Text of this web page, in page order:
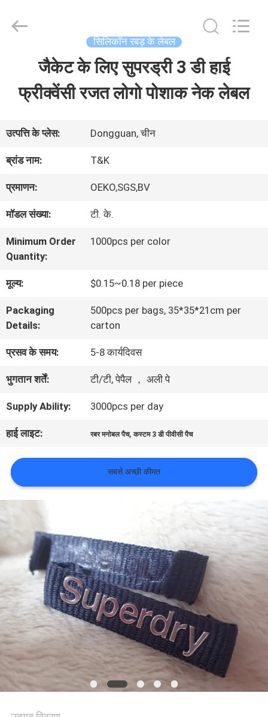
हमारे
बारे
फैक्टरी
यात्रा
गुणवत्ता
नियंत्रण
हमसे
संपर्क
करें
समाचार
सभी
मामलों
VR
SHOW
साइटमैप
गोपनीयता
Garment
Accessories
सिलिकॉन रबड़ के लेबल
जैकेट के लिए सुपरड्री 3 डी हाई
फ्रीक्वेंसी रजत लोगो पोशाक नेक लेबल
उत्पत्ति के प्लेस: Dongguan, चीन
ब्रांड नाम: T&K
प्रमाणन: OEKO,SGS,BV
मॉडल संख्या: टी. के.
Minimum Order
Quantity:
1000pcs per color
मूल्य: $0.15~0.18 per piece
Packaging
Details:
500pcs per bags, 35*35*21cm per
carton
प्रसव के समय: 5-8 कार्यदिवस
भुगतान शर्तें: टी/टी, पेपैल ， अली पे
Supply Ability: 3000pcs per day
हाई लाइट: रबर मनोबल पैच,कस्टम 3 डी पीवीसी पैच
सबसे अच्छी कीमत